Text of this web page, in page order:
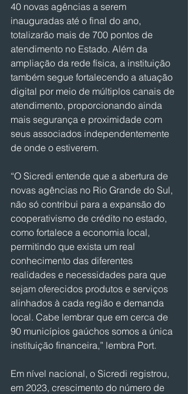
40 novas agências a serem
inauguradas até o final do ano,
totalizarão mais de 700 pontos de
atendimento no Estado. Além da
ampliação da rede física, a instituição
também segue fortalecendo a atuação
digital por meio de múltiplos canais de
atendimento, proporcionando ainda
mais segurança e proximidade com
seus associados independentemente
de onde o estiverem.
“O Sicredi entende que a abertura de
novas agências no Rio Grande do Sul,
não só contribui para a expansão do
cooperativismo de crédito no estado,
como fortalece a economia local,
permitindo que exista um real
conhecimento das diferentes
realidades e necessidades para que
sejam oferecidos produtos e serviços
alinhados à cada região e demanda
local. Cabe lembrar que em cerca de
90 municípios gaúchos somos a única
instituição financeira,” lembra Port.
Em nível nacional, o Sicredi registrou,
em 2023, crescimento do número de